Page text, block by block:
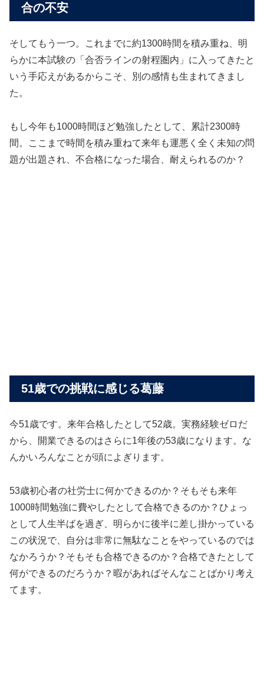
合の不安
そしてもう一つ。これまでに約1300時間を積み重ね、明
らかに本試験の「合否ラインの射程圏内」に入ってきたと
いう手応えがあるからこそ、別の感情も生まれてきまし
た。
もし今年も1000時間ほど勉強したとして、累計2300時
間。ここまで時間を積み重ねて来年も運悪く全く未知の問
題が出題され、不合格になった場合、耐えられるのか？
51歳での挑戦に感じる葛藤
今51歳です。来年合格したとして52歳。実務経験ゼロだ
から、開業できるのはさらに1年後の53歳になります。な
んかいろんなことが頭によぎります。
53歳初心者の社労士に何かできるのか？そもそも来年
1000時間勉強に費やしたとして合格できるのか？ひょっ
として人生半ばを過ぎ、明らかに後半に差し掛かっている
この状況で、自分は非常に無駄なことをやっているのでは
なかろうか？そもそも合格できるのか？合格できたとして
何ができるのだろうか？暇があればそんなことばかり考え
てます。